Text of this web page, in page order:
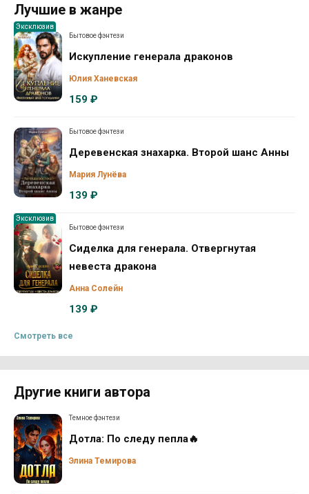
Лучшие в жанре
Эксклюзив
Бытовое фэнтези
Искупление генерала драконов
Юлия Ханевская
159 ₽
Бытовое фэнтези
Деревенская знахарка. Второй шанс Анны
Мария Лунёва
139 ₽
Эксклюзив
Бытовое фэнтези
Сиделка для генерала. Отвергнутая
невеста дракона
Анна Солейн
139 ₽
Смотреть все
Другие книги автора
Темное фэнтези
Дотла: По следу пепла🔥
Элина Темирова